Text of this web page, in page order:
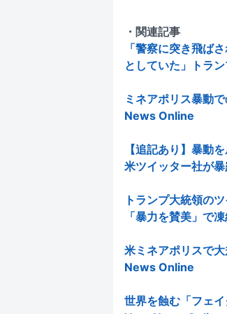
・関連記事
「警察に突き飛ば
としていた」トラ
ミネアポリス暴動
News Online
【追記あり】暴動
米ツイッター社が
トランプ大統領の
「暴力を賛美」で
米ミネアポリスで
News Online
世界を蝕む「フェ